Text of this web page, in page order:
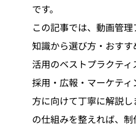
です。
この記事では、動画管
知識から選び方・おすす
活用のベストプラクティ
採用・広報・マーケティ
方に向けて丁寧に解説し
の仕組みを整えれば、